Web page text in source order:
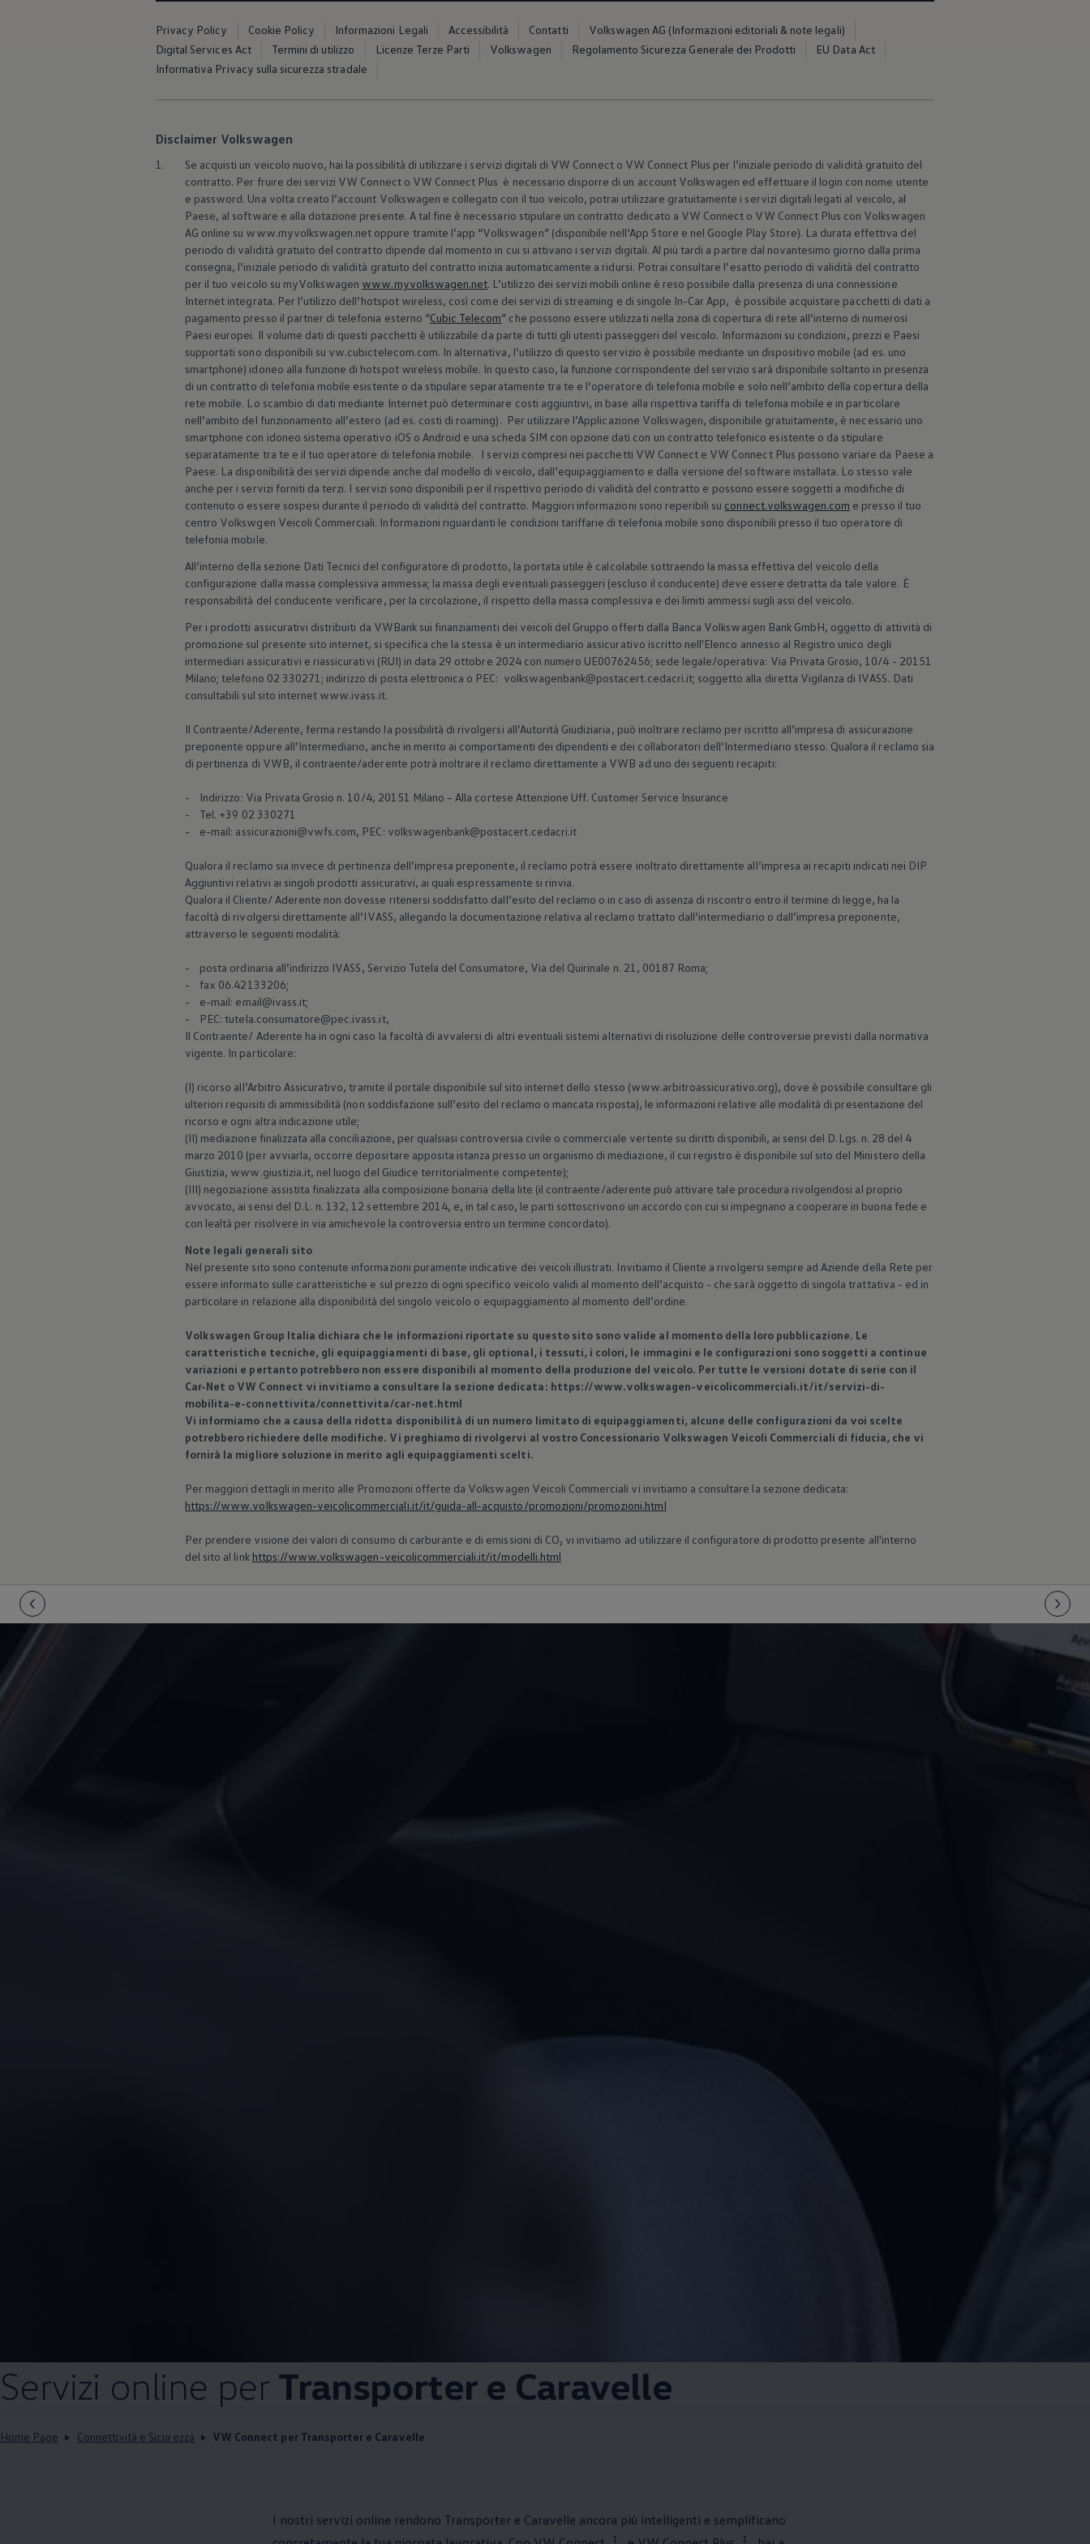
Progetto Valore Volkswagen
Più Credito
Leasing Finanziario
Furto e incendio
Safe inMotion e Capital Safe +
Allestimenti e personalizzazioni
Allestimenti chiavi in mano
Trasporto persone con disabilità
Mobilità elettrica e Ibrida Plug-In
Guida sui veicoli elettrici e sulle batterie
Soluzioni di ricarica e autonomia
Simulatore del tempo di ricarica
Simulatore dell’autonomia
Ricarica domestica
Ricarica in movimento
Accessori per la ricarica
Calcolo percorso
VW Connect per Amarok
VW Connect per Transporter e Caravelle
Sistemi di assistenza alla guida
Aggiornamenti software
Aggiornamenti software per ID. Buzz
Car-Net e App-connect
Piani di Manutenzione
Ricambi, Oli Motore e Fluidi
Ruote e Pneumatici
Servizio Officina Mobile
Finanziamento Save&Care
Manuale uso e Manutenzione
ID. Buzz al World Ducati Week 2026
Servizi online per Transporter e Caravelle
Home Page Connettività e Sicurezza VW Connect per Transporter e Caravelle
I nostri servizi online rendono Transporter e Caravelle ancora più intelligenti e semplificano
1 1
Privacy Policy Cookie Policy Informazioni Legali Accessibilità Contatti
Volkswagen AG (Informazioni editoriali & note legali)
Digital Services Act
Termini di utilizzo Licenze Terze Parti Volkswagen Regolamento Sicurezza Generale dei Prodotti
EU Data Act
Informativa Privacy sulla sicurezza stradale
Disclaimer Volkswagen
1.
Se acquisti un veicolo nuovo, hai la possibilità di utilizzare i servizi digitali di VW Connect o VW Connect Plus per l’iniziale periodo di validità gratuito del
contratto. Per fruire dei servizi VW Connect o VW Connect Plus è necessario disporre di un account Volkswagen ed effettuare il login con nome utente
e password. Una volta creato l’account Volkswagen e collegato con il tuo veicolo, potrai utilizzare gratuitamente i servizi digitali legati al veicolo, al
Paese, al software e alla dotazione presente. A tal fine è necessario stipulare un contratto dedicato a VW Connect o VW Connect Plus con Volkswagen
AG online su www.myvolkswagen.net oppure tramite l’app “Volkswagen” (disponibile nell’App Store e nel Google Play Store). La durata effettiva del
periodo di validità gratuito del contratto dipende dal momento in cui si attivano i servizi digitali. Al più tardi a partire dal novantesimo giorno dalla prima
consegna, l’iniziale periodo di validità gratuito del contratto inizia automaticamente a ridursi. Potrai consultare l’esatto periodo di validità del contratto
per il tuo veicolo su myVolkswagen www.myvolkswagen.net. L’utilizzo dei servizi mobili online è reso possibile dalla presenza di una connessione
Internet integrata. Per l’utilizzo dell’hotspot wireless, così come dei servizi di streaming e di singole In-Car App, è possibile acquistare pacchetti di dati a
pagamento presso il partner di telefonia esterno “Cubic Telecom” che possono essere utilizzati nella zona di copertura di rete all’interno di numerosi
Paesi europei. Il volume dati di questi pacchetti è utilizzabile da parte di tutti gli utenti passeggeri del veicolo. Informazioni su condizioni, prezzi e Paesi
supportati sono disponibili su vw.cubictelecom.com. In alternativa, l’utilizzo di questo servizio è possibile mediante un dispositivo mobile (ad es. uno
smartphone) idoneo alla funzione di hotspot wireless mobile. In questo caso, la funzione corrispondente del servizio sarà disponibile soltanto in presenza
di un contratto di telefonia mobile esistente o da stipulare separatamente tra te e l’operatore di telefonia mobile e solo nell’ambito della copertura della
rete mobile. Lo scambio di dati mediante Internet può determinare costi aggiuntivi, in base alla rispettiva tariffa di telefonia mobile e in particolare
nell’ambito del funzionamento all’estero (ad es. costi di roaming). Per utilizzare l’Applicazione Volkswagen, disponibile gratuitamente, è necessario uno
smartphone con idoneo sistema operativo iOS o Android e una scheda SIM con opzione dati con un contratto telefonico esistente o da stipulare
separatamente tra te e il tuo operatore di telefonia mobile. I servizi compresi nei pacchetti VW Connect e VW Connect Plus possono variare da Paese a
Paese. La disponibilità dei servizi dipende anche dal modello di veicolo, dall’equipaggiamento e dalla versione del software installata. Lo stesso vale
anche per i servizi forniti da terzi. I servizi sono disponibili per il rispettivo periodo di validità del contratto e possono essere soggetti a modifiche di
contenuto o essere sospesi durante il periodo di validità del contratto. Maggiori informazioni sono reperibili su connect.volkswagen.com e presso il tuo
centro Volkswgen Veicoli Commerciali. Informazioni riguardanti le condizioni tariffarie di telefonia mobile sono disponibili presso il tuo operatore di
telefonia mobile.
All’interno della sezione Dati Tecnici del configuratore di prodotto, la portata utile è calcolabile sottraendo la massa effettiva del veicolo della
configurazione dalla massa complessiva ammessa; la massa degli eventuali passeggeri (escluso il conducente) deve essere detratta da tale valore. È
responsabilità del conducente verificare, per la circolazione, il rispetto della massa complessiva e dei limiti ammessi sugli assi del veicolo.
Per i prodotti assicurativi distribuiti da VWBank sui finanziamenti dei veicoli del Gruppo offerti dalla Banca Volkswagen Bank GmbH, oggetto di attività di
promozione sul presente sito internet, si specifica che la stessa è un intermediario assicurativo iscritto nell'Elenco annesso al Registro unico degli
intermediari assicurativi e riassicurativi (RUI) in data 29 ottobre 2024 con numero UE00762456; sede legale/operativa: Via Privata Grosio, 10/4 - 20151
Milano; telefono 02 330271; indirizzo di posta elettronica o PEC: volkswagenbank@postacert.cedacri.it; soggetto alla diretta Vigilanza di IVASS. Dati
consultabili sul sito internet www.ivass.it.
Il Contraente/Aderente, ferma restando la possibilità di rivolgersi all’Autorità Giudiziaria, può inoltrare reclamo per iscritto all’impresa di assicurazione
preponente oppure all’Intermediario, anche in merito ai comportamenti dei dipendenti e dei collaboratori dell’Intermediario stesso. Qualora il reclamo sia
di pertinenza di VWB, il contraente/aderente potrà inoltrare il reclamo direttamente a VWB ad uno dei seguenti recapiti:
- Indirizzo: Via Privata Grosio n. 10/4, 20151 Milano – Alla cortese Attenzione Uff. Customer Service Insurance
- Tel. +39 02 330271
- e-mail: assicurazioni@vwfs.com, PEC: volkswagenbank@postacert.cedacri.it
Qualora il reclamo sia invece di pertinenza dell’impresa preponente, il reclamo potrà essere inoltrato direttamente all’impresa ai recapiti indicati nei DIP
Aggiuntivi relativi ai singoli prodotti assicurativi, ai quali espressamente si rinvia.
Qualora il Cliente/ Aderente non dovesse ritenersi soddisfatto dall’esito del reclamo o in caso di assenza di riscontro entro il termine di legge, ha la
facoltà di rivolgersi direttamente all’IVASS, allegando la documentazione relativa al reclamo trattato dall’intermediario o dall’impresa preponente,
attraverso le seguenti modalità:
- posta ordinaria all’indirizzo IVASS, Servizio Tutela del Consumatore, Via del Quirinale n. 21, 00187 Roma;
- fax 06.42133206;
- e-mail: email@ivass.it;
- PEC: tutela.consumatore@pec.ivass.it,
Il Contraente/ Aderente ha in ogni caso la facoltà di avvalersi di altri eventuali sistemi alternativi di risoluzione delle controversie previsti dalla normativa
vigente. In particolare:
(I) ricorso all’Arbitro Assicurativo, tramite il portale disponibile sul sito internet dello stesso (www.arbitroassicurativo.org), dove è possibile consultare gli
ulteriori requisiti di ammissibilità (non soddisfazione sull’esito del reclamo o mancata risposta), le informazioni relative alle modalità di presentazione del
ricorso e ogni altra indicazione utile;
(II) mediazione finalizzata alla conciliazione, per qualsiasi controversia civile o commerciale vertente su diritti disponibili, ai sensi del D.Lgs. n. 28 del 4
marzo 2010 (per avviarla, occorre depositare apposita istanza presso un organismo di mediazione, il cui registro è disponibile sul sito del Ministero della
Giustizia, www.giustizia.it, nel luogo del Giudice territorialmente competente);
(III) negoziazione assistita finalizzata alla composizione bonaria della lite (il contraente/aderente può attivare tale procedura rivolgendosi al proprio
avvocato, ai sensi del D.L. n. 132, 12 settembre 2014, e, in tal caso, le parti sottoscrivono un accordo con cui si impegnano a cooperare in buona fede e
con lealtà per risolvere in via amichevole la controversia entro un termine concordato).
Note legali generali sito
Nel presente sito sono contenute informazioni puramente indicative dei veicoli illustrati. Invitiamo il Cliente a rivolgersi sempre ad Aziende della Rete per
essere informato sulle caratteristiche e sul prezzo di ogni specifico veicolo validi al momento dell’acquisto - che sarà oggetto di singola trattativa - ed in
particolare in relazione alla disponibilità del singolo veicolo o equipaggiamento al momento dell’ordine.
Volkswagen Group Italia dichiara che le informazioni riportate su questo sito sono valide al momento della loro pubblicazione. Le
caratteristiche tecniche, gli equipaggiamenti di base, gli optional, i tessuti, i colori, le immagini e le configurazioni sono soggetti a continue
variazioni e pertanto potrebbero non essere disponibili al momento della produzione del veicolo. Per tutte le versioni dotate di serie con il
Car-Net o VW Connect vi invitiamo a consultare la sezione dedicata: https://www.volkswagen-veicolicommerciali.it/it/servizi-di-
mobilita-e-connettivita/connettivita/car-net.html
Vi informiamo che a causa della ridotta disponibilità di un numero limitato di equipaggiamenti, alcune delle configurazioni da voi scelte
potrebbero richiedere delle modifiche. Vi preghiamo di rivolgervi al vostro Concessionario Volkswagen Veicoli Commerciali di fiducia, che vi
fornirà la migliore soluzione in merito agli equipaggiamenti scelti.
Per maggiori dettagli in merito alle Promozioni offerte da Volkswagen Veicoli Commerciali vi invitiamo a consultare la sezione dedicata:
https://www.volkswagen-veicolicommerciali.it/it/guida-all-acquisto/promozioni/promozioni.html
Per prendere visione dei valori di consumo di carburante e di emissioni di CO₂ vi invitiamo ad utilizzare il configuratore di prodotto presente all'interno
del sito al link https://www.volkswagen-veicolicommerciali.it/it/modelli.html